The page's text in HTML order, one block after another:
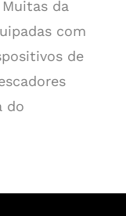
da
com
de
do